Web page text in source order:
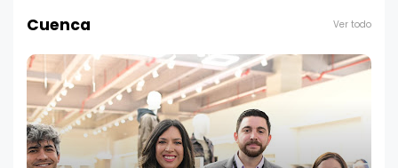
Cuenca Ver todo